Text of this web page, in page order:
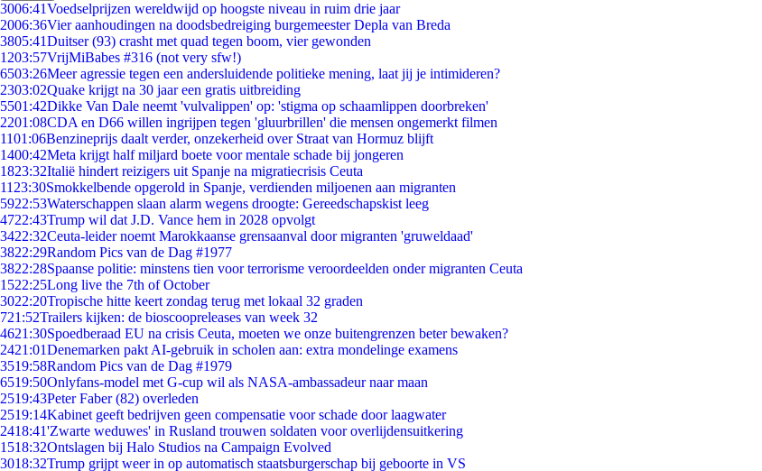
3006:41Voedselprijzen wereldwijd op hoogste niveau in ruim drie jaar
2006:36Vier aanhoudingen na doodsbedreiging burgemeester Depla van Breda
3805:41Duitser (93) crasht met quad tegen boom, vier gewonden
1203:57VrijMiBabes #316 (not very sfw!)
6503:26Meer agressie tegen een andersluidende politieke mening, laat jij je intimideren?
2303:02Quake krijgt na 30 jaar een gratis uitbreiding
5501:42Dikke Van Dale neemt 'vulvalippen' op: 'stigma op schaamlippen doorbreken'
2201:08CDA en D66 willen ingrijpen tegen 'gluurbrillen' die mensen ongemerkt filmen
1101:06Benzineprijs daalt verder, onzekerheid over Straat van Hormuz blijft
1400:42Meta krijgt half miljard boete voor mentale schade bij jongeren
1823:32Italië hindert reizigers uit Spanje na migratiecrisis Ceuta
11 23:30Smokkelbende opgerold in Spanje, verdienden miljoenen aan migranten
5922:53Waterschappen slaan alarm wegens droogte: Gereedschapskist leeg
4722:43Trump wil dat J.D. Vance hem in 2028 opvolgt
3422:32Ceuta-leider noemt Marokkaanse grensaanval door migranten 'gruweldaad'
3822:29Random Pics van de Dag #1977
3822:28Spaanse politie: minstens tien voor terrorisme veroordeelden onder migranten Ceuta
1522:25Long live the 7th of October
3022:20Tropische hitte keert zondag terug met lokaal 32 graden
721:52Trailers kijken: de bioscoopreleases van week 32
4621:30Spoedberaad EU na crisis Ceuta, moeten we onze buitengrenzen beter bewaken?
2421:01Denemarken pakt AI-gebruik in scholen aan: extra mondelinge examens
3519:58Random Pics van de Dag #1979
6519:50Onlyfans-model met G-cup wil als NASA-ambassadeur naar maan
2519:43Peter Faber (82) overleden
2519:14Kabinet geeft bedrijven geen compensatie voor schade door laagwater
2418:41'Zwarte weduwes' in Rusland trouwen soldaten voor overlijdensuitkering
1518:32Ontslagen bij Halo Studios na Campaign Evolved
3018:32Trump grijpt weer in op automatisch staatsburgerschap bij geboorte in VS